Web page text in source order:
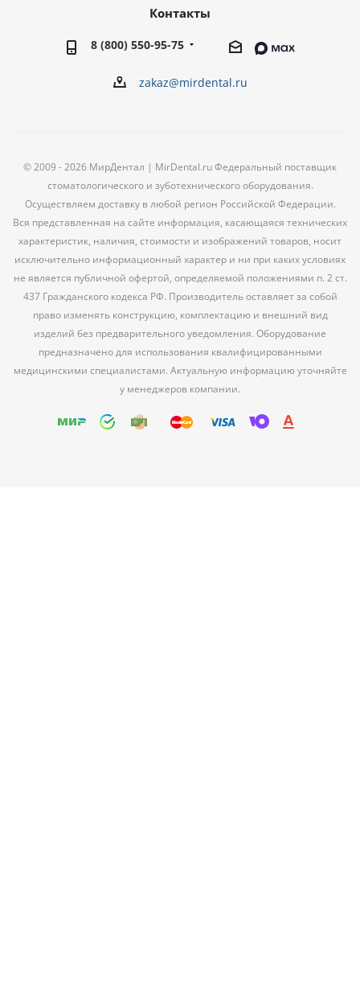
Контакты
8 (800) 550-95-75
zakaz@mirdental.ru
© 2009 - 2026 МирДентал | MirDental.ru Федеральный поставщик
стоматологического и зуботехнического оборудования.
Осуществляем доставку в любой регион Российской Федерации.
Вся представленная на сайте информация, касающаяся технических
характеристик, наличия, стоимости и изображений товаров, носит
исключительно информационный характер и ни при каких условиях
не является публичной офертой, определяемой положениями п. 2 ст.
437 Гражданского кодекса РФ. Производитель оставляет за собой
право изменять конструкцию, комплектацию и внешний вид
изделий без предварительного уведомления. Оборудование
предназначено для использования квалифицированными
медицинскими специалистами. Актуальную информацию уточняйте
у менеджеров компании.